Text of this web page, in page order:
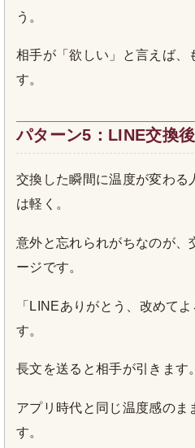
う。
相手が「欲しい」と言えば、
す。
パターン5：LINE交換
交換した瞬間に温度が変わる
は軽く。
意外と忘れられがちなのが、
ージです。
「LINEありがとう、改めて
す。
長文を送ると相手が引きます。
アプリ時代と同じ温度感のま
す。